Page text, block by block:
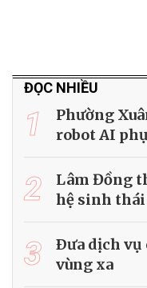
ĐỌC NHIỀU
1
Phường
robot AI
2
Lâm Đồng
hệ sinh thái
3
Ðưa dịch vụ
vùng xa